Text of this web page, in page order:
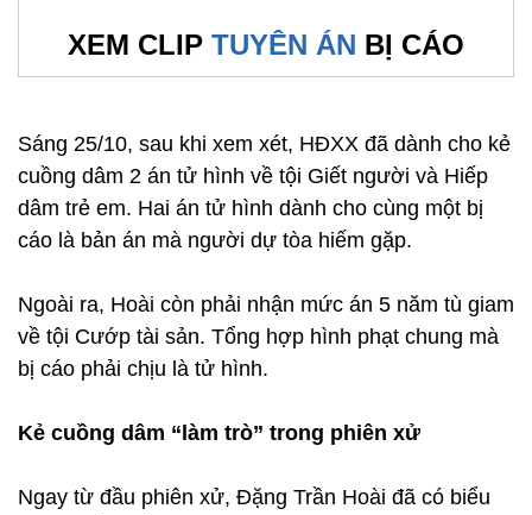
XEM CLIP TUYÊN ÁN BỊ CÁO
Sáng 25/10, sau khi xem xét, HĐXX đã dành cho kẻ
cuồng dâm 2 án tử hình về tội Giết người và Hiếp
dâm trẻ em. Hai án tử hình dành cho cùng một bị
cáo là bản án mà người dự tòa hiếm gặp.
Ngoài ra, Hoài còn phải nhận mức án 5 năm tù giam
về tội Cướp tài sản. Tổng hợp hình phạt chung mà
bị cáo phải chịu là tử hình.
Kẻ cuồng dâm “làm trò” trong phiên xử
Ngay từ đầu phiên xử, Đặng Trần Hoài đã có biểu